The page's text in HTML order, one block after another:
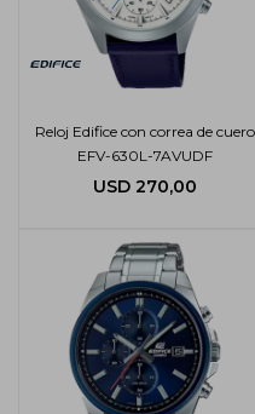
Reloj Edifice con correa de cuero
EFV-630L-7AVUDF
USD 270,00